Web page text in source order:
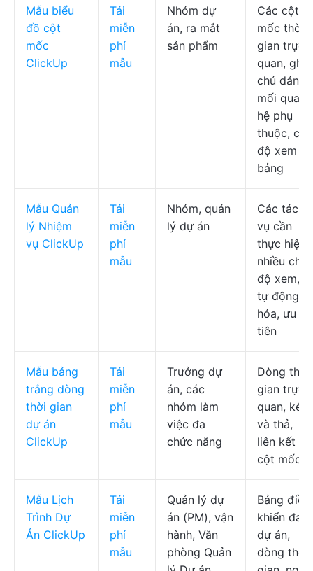
Mẫu biểu
đồ cột
mốc
ClickUp
Tải
miễn
phí
mẫu
Nhóm dự
án, ra mắt
sản phẩm
Các cột
mốc thời
gian trực
quan, ghi
chú dán,
mối quan
hệ phụ
thuộc, chế
độ xem
bảng
Mẫu Quản
lý Nhiệm
vụ ClickUp
Tải
miễn
phí
mẫu
Nhóm, quản
lý dự án
Các tác
vụ cần
thực hiện,
nhiều chế
độ xem,
tự động
hóa, ưu
tiên
Mẫu bảng
trắng dòng
thời gian
dự án
ClickUp
Tải
miễn
phí
mẫu
Trưởng dự
án, các
nhóm làm
việc đa
chức năng
Dòng thời
gian trực
quan, kéo
và thả,
liên kết
cột mốc
Mẫu Lịch
Trình Dự
Án ClickUp
Tải
miễn
phí
mẫu
Quản lý dự
án (PM), vận
hành, Văn
phòng Quản
Bảng điều
khiển đa
dự án,
dòng thời